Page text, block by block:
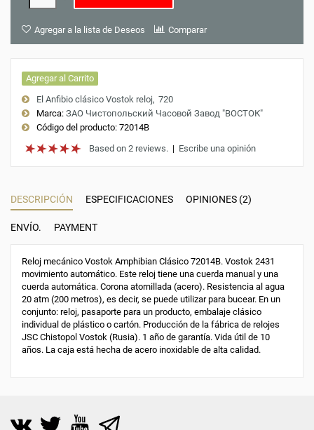
Agregar a la lista de Deseos Comparar
Agregar al Carrito
El Anfibio clásico Vostok reloj 720
Marca: ЗАО Чистопольский Часовой Завод "ВОСТОК"
Código del producto: 72014B
Based on 2 reviews. | Escribe una opinión
DESCRIPCIÓN ESPECIFICACIONES OPINIONES (2)
ENVÍO. PAYMENT
Reloj mecánico Vostok Amphibian Clásico 72014B. Vostok 2431
movimiento automático. Este reloj tiene una cuerda manual y una
cuerda automática. Corona atornillada (acero). Resistencia al agua
20 atm (200 metros), es decir, se puede utilizar para bucear. En un
conjunto: reloj, pasaporte para un producto, embalaje clásico
individual de plástico o cartón. Producción de la fábrica de relojes
JSC Chistopol Vostok (Rusia). 1 año de garantía. Vida útil de 10
años. La caja está hecha de acero inoxidable de alta calidad.